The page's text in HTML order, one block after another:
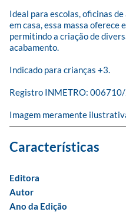
Ideal para escolas, oficinas
em casa, essa massa oferece
permitindo a criação de
acabamento.
Indicado para crianças +3.
Registro INMETRO:
Imagem meramente
Editora
Autor
Ano da Edição